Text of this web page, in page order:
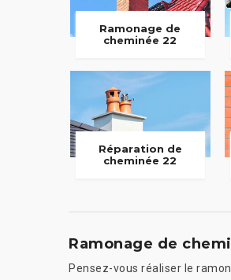
Ramonage de
cheminée 22
Réparation de
cheminée 22
Ramonage de
Pensez-vous réaliser le